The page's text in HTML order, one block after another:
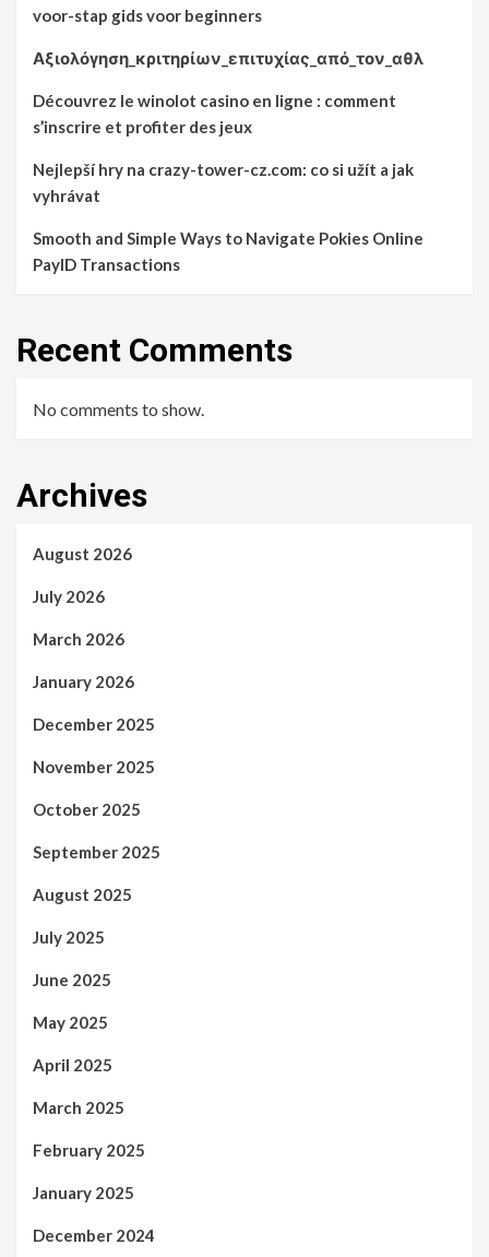
voor-stap gids voor beginners
Αξιολόγηση_κριτηρίων_επιτυχίας_από_τον_αθλ
Découvrez le winolot casino en ligne : comment
s’inscrire et profiter des jeux
Nejlepší hry na crazy-tower-cz.com: co si užít a jak
vyhrávat
Smooth and Simple Ways to Navigate Pokies Online
PayID Transactions
Recent Comments
No comments to show.
Archives
August 2026
July 2026
March 2026
January 2026
December 2025
November 2025
October 2025
September 2025
August 2025
July 2025
June 2025
May 2025
April 2025
March 2025
February 2025
January 2025
December 2024